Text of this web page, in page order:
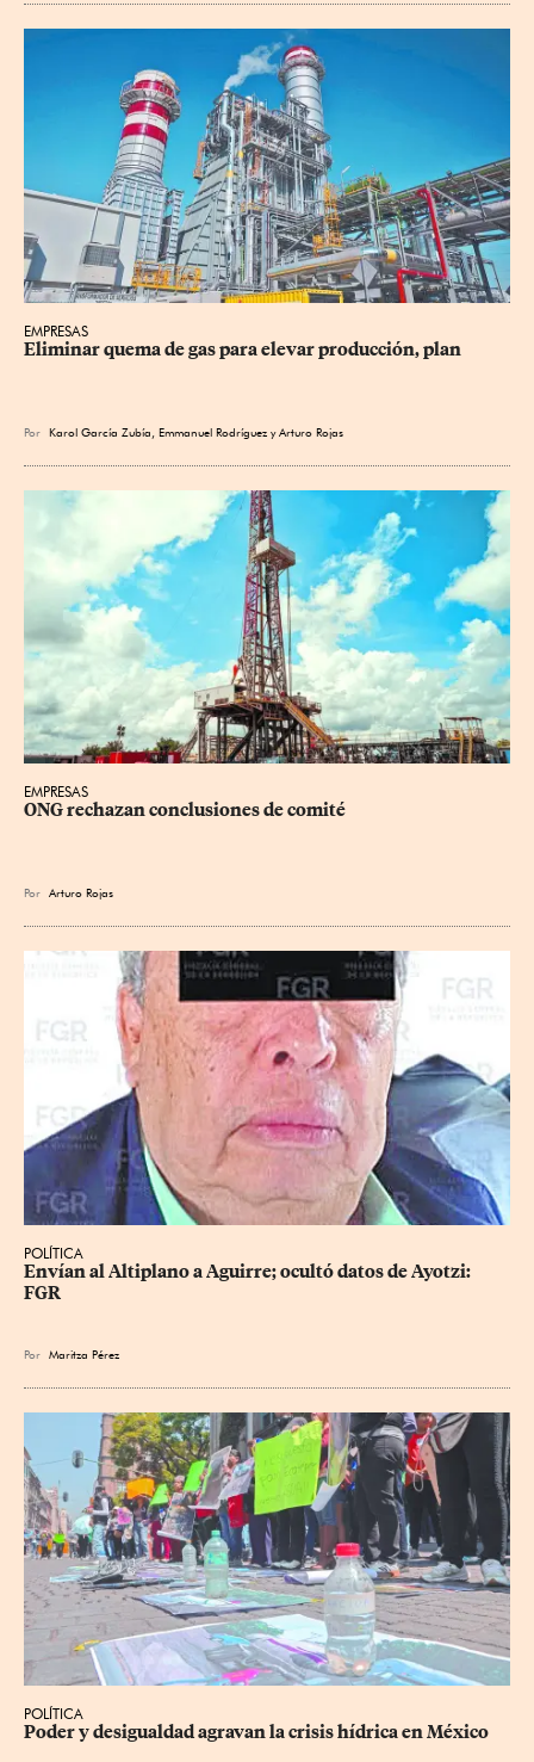
EMPRESAS
Eliminar quema de gas para elevar producción, plan
Por Karol García Zubía Emmanuel Rodríguez yArturo Rojas
EMPRESAS
ONG rechazan conclusiones de comité
Por Arturo Rojas
POLÍTICA
Envían al Altiplano a Aguirre; ocultó datos de Ayotzi:
FGR
Por Maritza Pérez
POLÍTICA
Poder y desigualdad agravan la crisis hídrica en México